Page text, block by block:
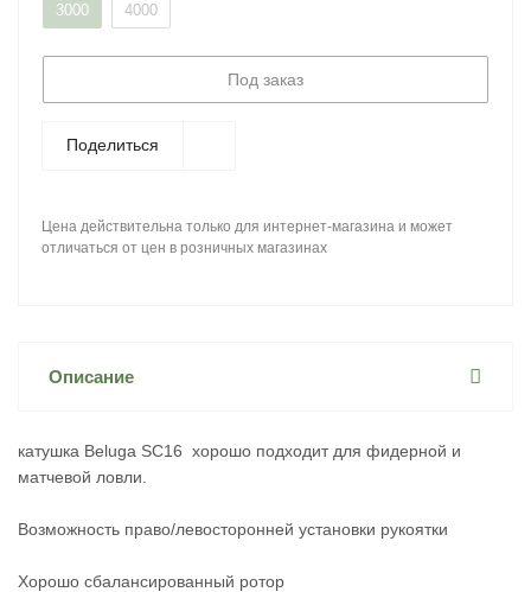
3000 4000
Под заказ
Поделиться
Цена действительна только для интернет-магазина и может
отличаться от цен в розничных магазинах
Описание
катушка Beluga SC16 хорошо подходит для фидерной и
матчевой ловли.
Возможность право/левосторонней установки рукоятки
Хорошо сбалансированный ротор